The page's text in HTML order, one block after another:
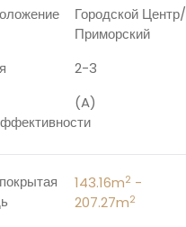
Городской Центр/
Приморский
2-3
(A)
143.16m2 -
207.27m2